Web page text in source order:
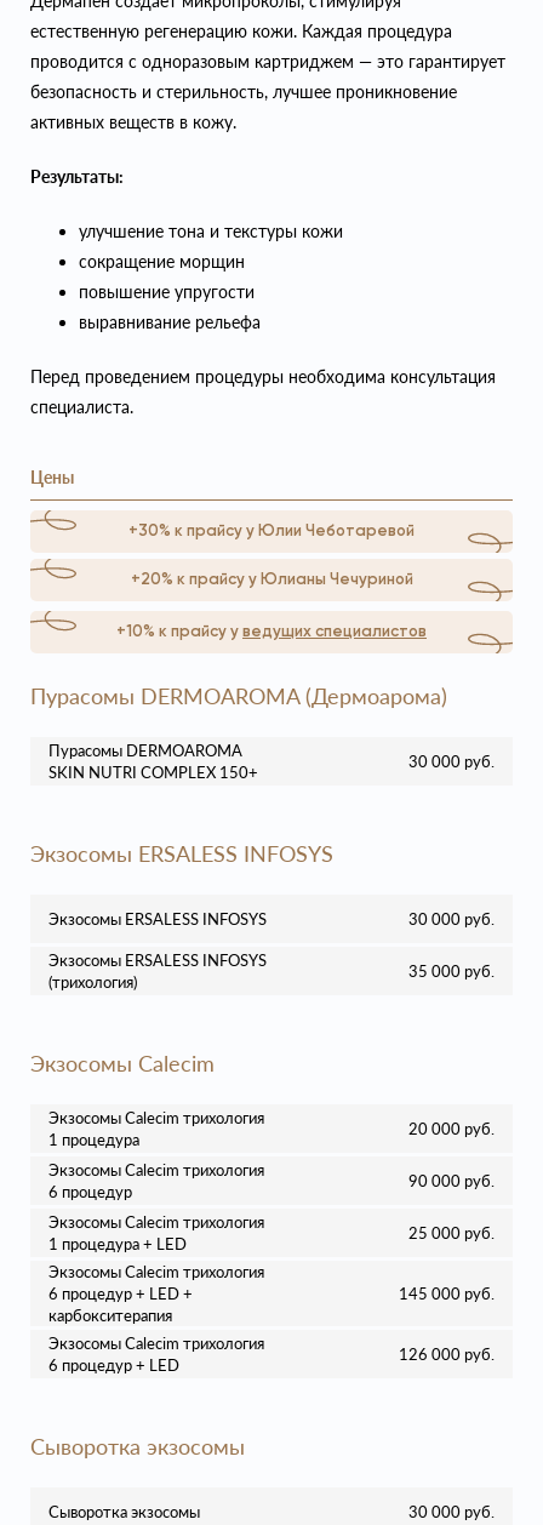
естественную регенерацию кожи. Каждая процедура
проводится с одноразовым картриджем — это гарантирует
безопасность и стерильность, лучшее проникновение
активных веществ в кожу.
Результаты:
улучшение тона и текстуры кожи
сокращение морщин
повышение упругости
выравнивание рельефа
Перед проведением процедуры необходима консультация
специалиста.
Цены
+30% к прайсу у Юлии Чеботаревой
+20% к прайсу у Юлианы Чечуриной
+10% к прайсу у ведущих специалистов
Пурасомы DERMOAROMA (Дермоарома)
Пурасомы DERMOAROMA
SKIN NUTRI COMPLEX 150+
30 000 руб.
Экзосомы ERSALESS INFOSYS
Экзосомы ERSALESS INFOSYS 30 000 руб.
Экзосомы ERSALESS INFOSYS
(трихология)
35 000 руб.
Экзосомы Calecim
Экзосомы Calecim трихология
1 процедура
20 000 руб.
Экзосомы Calecim трихология
6 процедур
90 000 руб.
Экзосомы Calecim трихология
1 процедура + LED
25 000 руб.
Экзосомы Calecim трихология
6 процедур + LED +
карбокситерапия
145 000 руб.
Экзосомы Calecim трихология
6 процедур + LED
126 000 руб.
Сыворотка экзосомы
Сыворотка экзосомы
30 000 руб.